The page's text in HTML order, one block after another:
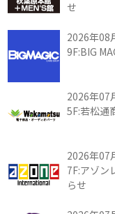
せ
2026年08
9F:BIG
2026年07
5F:若松通
2026年07
7F:アゾン
らせ